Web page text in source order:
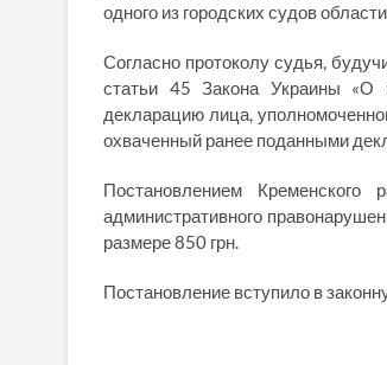
одного из городских судов
Согласно протоколу судья,
статьи 45 Закона Украины «О
декларацию лица,
охваченный ранее поданными
Постановлением
административного
размере 850 грн.
Постановление вступило в